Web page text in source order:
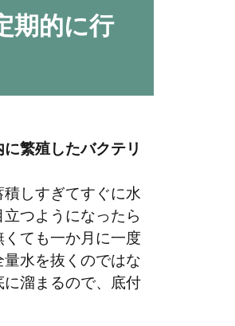
て人気があります。光量が
期的に行
繁殖したバクテリ
しすぎてすぐに水
つようになったら
ても一か月に一度
水を抜くのではな
溜まるので、底付